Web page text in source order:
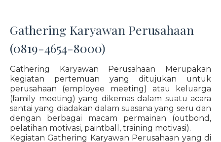
Gathering Karyawan Perusahaan
(0819-4654-8000)
Gathering Karyawan Perusahaan Merupakan
kegiatan pertemuan yang ditujukan untuk
perusahaan (employee meeting) atau keluarga
(family meeting) yang dikemas dalam suatu acara
santai yang diadakan dalam suasana yang seru dan
dengan berbagai macam permainan (outbond,
pelatihan motivasi, paintball, training motivasi).
Kegiatan Gathering Karyawan Perusahaan yang di